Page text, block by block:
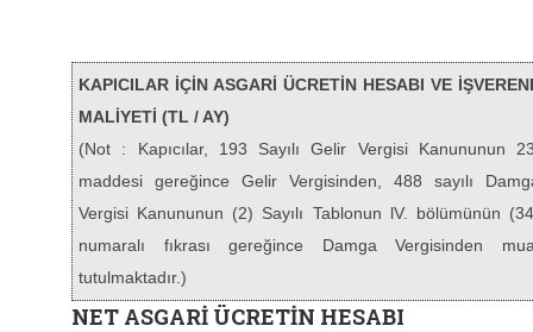
KAPICILAR İÇİN ASGARİ ÜCRETİN HESABI VE
MALİYETİ (TL / AY)
(Not : Kapıcılar, 193 Sayılı Gelir Vergisi Kanununun
maddesi gereğince Gelir Vergisinden, 488 sayılı
Vergisi Kanununun (2) Sayılı Tablonun lV. bölümünün
numaralı fıkrası gereğince Damga Vergisinden
tutulmaktadır.)
NET ASGARİ ÜCRETİN HESABI